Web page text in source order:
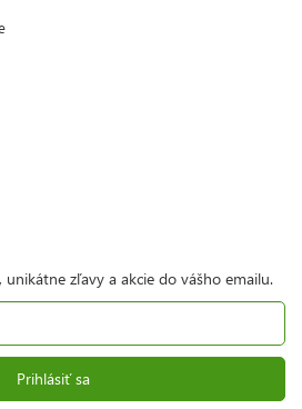
zľavy a akcie do vášho emailu.
Prihlásiť sa